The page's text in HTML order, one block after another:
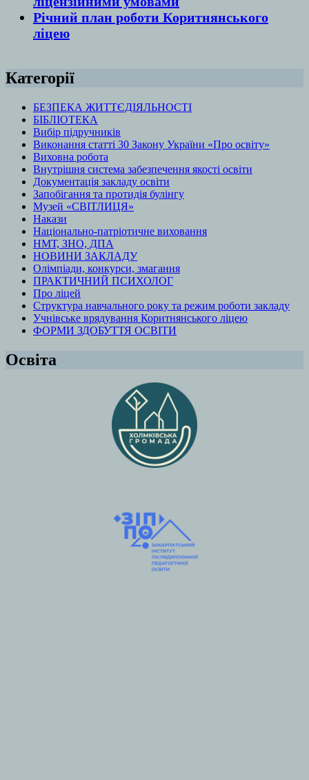
Річний план роботи Коритнянського
ліцею
Категорії
БЕЗПЕКА ЖИТТЄДІЯЛЬНОСТІ
БІБЛІОТЕКА
Вибір підручників
Виконання статті 30 Закону України «Про освіту»
Виховна робота
Внутрішня система забезпечення якості освіти
Документація закладу освіти
Запобігання та протидія булінгу
Музей «СВІТЛИЦЯ»
Накази
Національно-патріотичне виховання
НМТ, ЗНО, ДПА
НОВИНИ ЗАКЛАДУ
Олімпіади, конкурси, змагання
ПРАКТИЧНИЙ ПСИХОЛОГ
Про ліцей
Структура навчального року та режим роботи закладу
Учнівське врядування Коритнянського ліцею
ФОРМИ ЗДОБУТТЯ ОСВІТИ
Освіта